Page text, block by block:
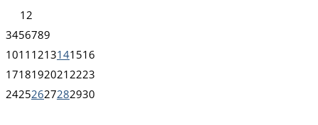
1 2
3456789
1011 1213141516
1718192021 2223
24252627282930